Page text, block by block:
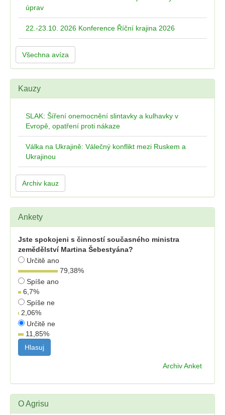
úprav
22.-23.10. 2026 Konference Říční krajina 2026
Všechna avíza
Kauzy
SLAK: Šíření onemocnění slintavky a kulhavky v
Evropě, opatření proti nákaze
Válka na Ukrajině: Válečný konflikt mezi Ruskem a
Ukrajinou
Archiv kauz
Ankety
Jste spokojeni s činností současného ministra
zemědělství Martina Šebestyána?
Určitě ano
79,38%
Spíše ano
6,7%
Spíše ne
2,06%
Určitě ne
11,85%
Archiv Anket
O Agrisu